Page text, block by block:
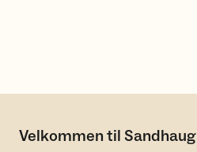
Velkommen til Sandhaug